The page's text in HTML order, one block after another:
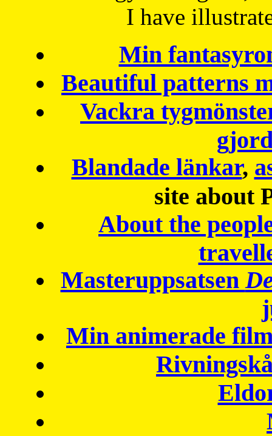
I have
Min
Beautiful patterns
Vackra
Blandade länkar,
site about
About the
Masteruppsatsen
Min animerade